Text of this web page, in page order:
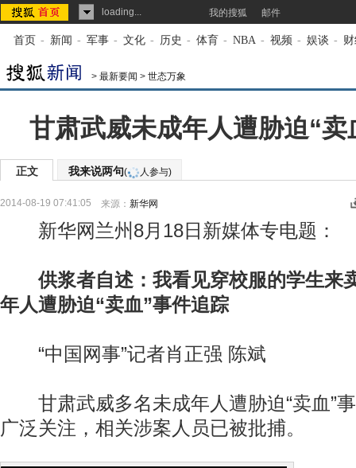
loading... 我的搜狐 邮件
首页 - 新闻 - 军事 - 文化 - 历史 - 体育 - NBA - 视频 - 娱谈 -
> 最新要闻 > 世态万象
甘肃武威未成年人遭胁迫“卖
正文 我来说两句( 人参与)
2014-08-19 07:41:05 来源： 新华网
新华网兰州8月18日新媒体专电题：
供浆者自述：我看见穿校服的学生
年人遭胁迫“卖血”事件追踪
“中国网事”记者肖正强 陈斌
甘肃武威多名未成年人遭胁迫“卖血”
广泛关注，相关涉案人员已被批捕。